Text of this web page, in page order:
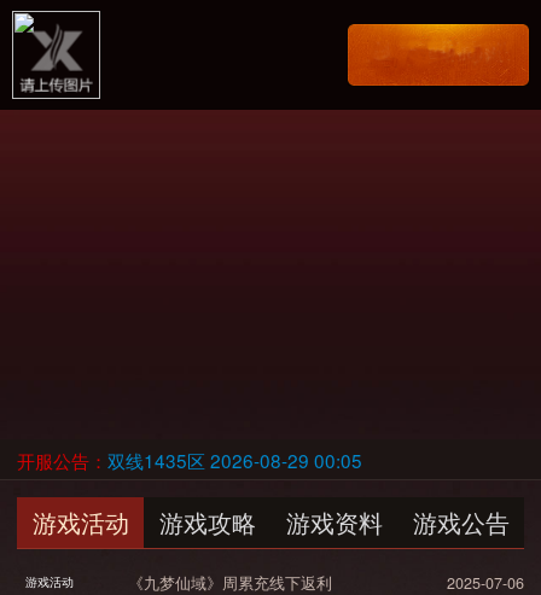
开服公告： 双线1435区 2026-08-29 00:05
游戏活动 游戏攻略 游戏资料 游戏公告
游戏活动 《九梦仙域》周累充线下返利 2025-07-06